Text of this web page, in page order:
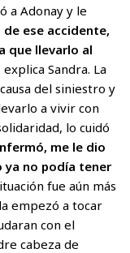
a Adonay y le
de ese accidente,
que llevarlo al
explica Sandra. La
del siniestro y
a vivir con
lo cuidó
me le dio
ya no podía tener
fue aún más
empezó a tocar
con el
cabeza de